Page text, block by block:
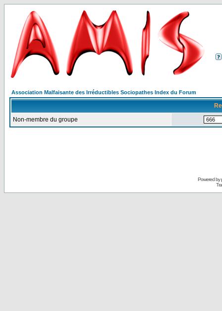
Association Malfaisante des Irréductibles Sociopathes Index du Forum
Non-membre du groupe
Powered by